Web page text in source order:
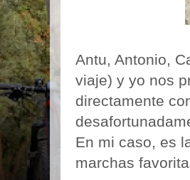
Antu, Antonio,
viaje) y yo nos
directamente
En mi caso, es
marchas